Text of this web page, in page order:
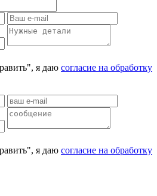
я даю согласие на обработку
я даю согласие на обработку